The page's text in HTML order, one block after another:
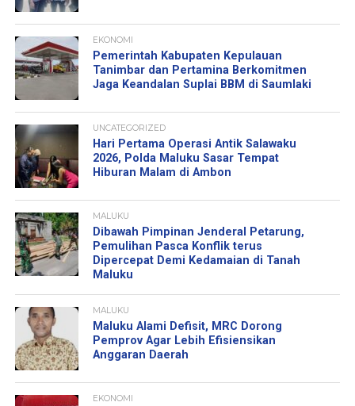
EKONOMI
Pemerintah Kabupaten Kepulauan
Tanimbar dan Pertamina Berkomitmen
Jaga Keandalan Suplai BBM di Saumlaki
UNCATEGORIZED
Hari Pertama Operasi Antik Salawaku
2026, Polda Maluku Sasar Tempat
Hiburan Malam di Ambon
MALUKU
Dibawah Pimpinan Jenderal Petarung,
Pemulihan Pasca Konflik terus
Dipercepat Demi Kedamaian di Tanah
Maluku
MALUKU
Maluku Alami Defisit, MRC Dorong
Pemprov Agar Lebih Efisiensikan
Anggaran Daerah
EKONOMI